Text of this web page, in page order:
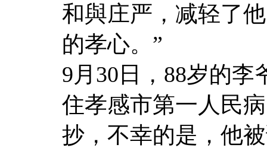
和與庄严，减轻了
的孝心。”
9月30日，88岁的
住孝感市第一人民
抄，不幸的是，他